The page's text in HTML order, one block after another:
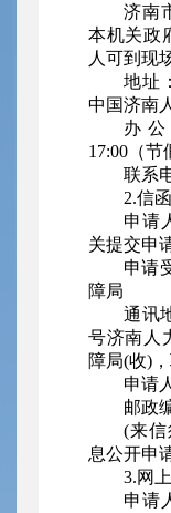
济南
本机关政
人可到现
地址
中国济南
办公
17:00（节
联系
2.信
申请
关提交申
申请
障局
通讯
号济南人
障局(收)
申请人
邮政
(来信
息公开申
3.网
申请